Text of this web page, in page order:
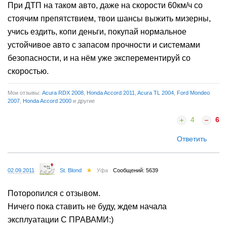
При ДТП на таком авто, даже на скорости 60км/ч со
стоячим препятствием, твои шансы выжить мизерны,
учись ездить, копи деньги, покупай нормальное
устойчивое авто с запасом прочности и системами
безопасности, и на нём уже эксперементируй со
скоростью.
Мои отзывы: Acura RDX 2008 Honda Accord 2011 Acura TL 2004 Ford Mondeo
2007 Honda Accord 2000 и другие
4 6
Ответить
02.09.2011 St. Blond Уфа Сообщений: 5639
Поторопился с отзывом.
Ничего пока ставить не буду, ждем начала
эксплуатации С ПРАВАМИ:)